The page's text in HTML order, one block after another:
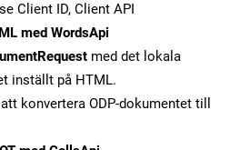
Client ID, Client API
med WordsApi
med det lokala
inställt på HTML.
konvertera ODP-dokumentet till